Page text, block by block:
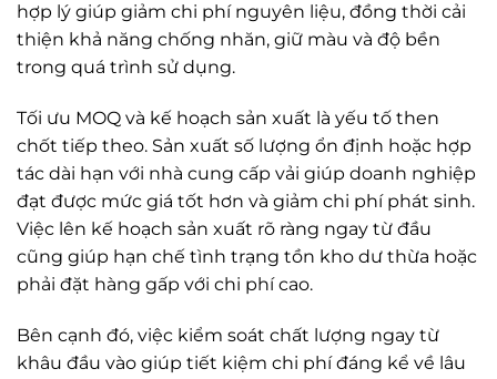
hợp lý giúp giảm chi phí nguyên liệu, đồng thời cải
thiện khả năng chống nhăn, giữ màu và độ bền
trong quá trình sử dụng.
Tối ưu MOQ và kế hoạch sản xuất là yếu tố then
chốt tiếp theo. Sản xuất số lượng ổn định hoặc hợp
tác dài hạn với nhà cung cấp vải giúp doanh nghiệp
đạt được mức giá tốt hơn và giảm chi phí phát sinh.
Việc lên kế hoạch sản xuất rõ ràng ngay từ đầu
cũng giúp hạn chế tình trạng tồn kho dư thừa hoặc
phải đặt hàng gấp với chi phí cao.
Bên cạnh đó, việc kiểm soát chất lượng ngay từ
khâu đầu vào giúp tiết kiệm chi phí đáng kể về lâu